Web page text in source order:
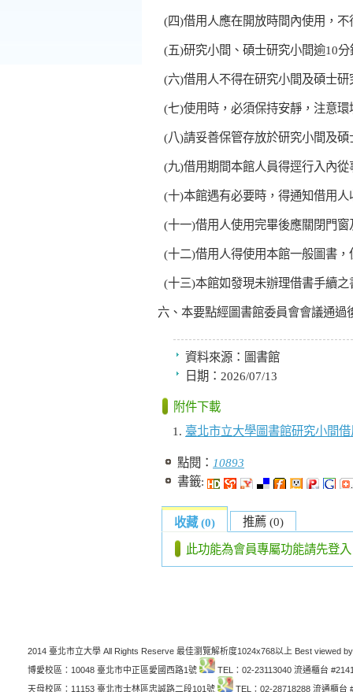
  (
四)借用人應在開放時間內使用，不
  (
五)研究小間、碩士研究小間逾10分
  (
六)借用人不得在研究小間及碩士
  (
七)使用時，必須保持安靜，注意
  (
八)請妥善保管存放於研究小間及
  (
九)借用期間本館人員得逕行入內
  (
十)本館遇有必要時，得通知借用
  (
十一)借用人使用完畢後應關閉門窗
  (
十二)借用人得使用本館一般圖書
  (
十三)本館如發現未辦理借書手續
六、本要點經圖書館委員會會議通過
資料來源： 圖書館
日期： 2026/07/13
附件下載
臺北市立大學圖書館研究小間
點閱： 10893
書籤:
收藏 (0) 推薦 (0)
此功能為會員專屬功能請先登入
2014 臺北市立大學 All Rights Reserve 最佳瀏覽解析度1024x768以上 Best viewed
博愛校區：10048 臺北市中正區愛國西路1號
TEL：02-23113040 流通櫃台
天母校區：11153 臺北市士林區忠誠路二段101號
TEL：02-28718288 流通櫃台